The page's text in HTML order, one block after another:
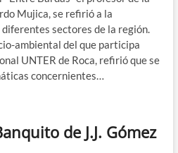
Mujica, se refirió a la
sectores de la región.
ambiental del que participa
UNTER de Roca, refirió que se
concernientes…
de J.J. Gómez